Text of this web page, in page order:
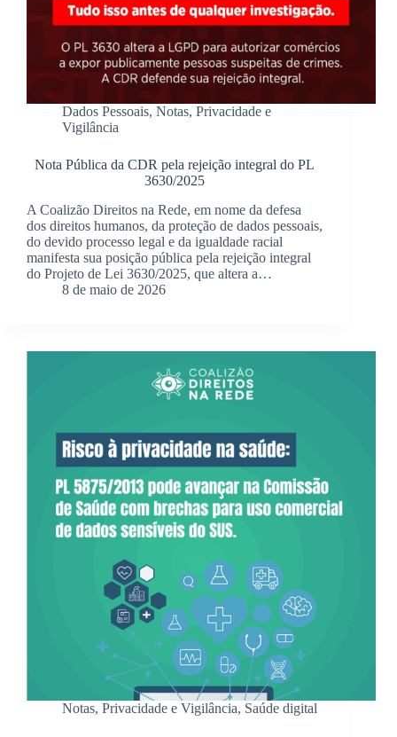
Dados Pessoais, Notas, Privacidade e
Vigilância
Nota Pública da CDR pela rejeição integral do PL
3630/2025
A Coalizão Direitos na Rede, em nome da defesa
dos direitos humanos, da proteção de dados pessoais,
do devido processo legal e da igualdade racial
manifesta sua posição pública pela rejeição integral
do Projeto de Lei 3630/2025, que altera a…
8 de maio de 2026
Notas, Privacidade e Vigilância, Saúde digital